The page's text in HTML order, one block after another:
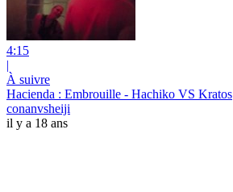
4:15
|
À suivre
Hacienda : Embrouille - Hachiko VS Kratos
conanvsheiji
il y a 18 ans